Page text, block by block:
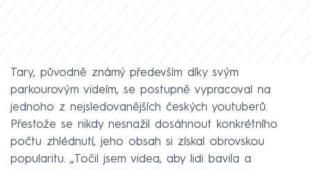
Tary, původně známý především díky svým
parkourovým videím, se postupně vypracoval na
jednoho z nejsledovanějších českých youtuberů.
Přestože se nikdy nesnažil dosáhnout konkrétního
počtu zhlédnutí, jeho obsah si získal obrovskou
popularitu. „Točil jsem videa, aby lidi bavila a